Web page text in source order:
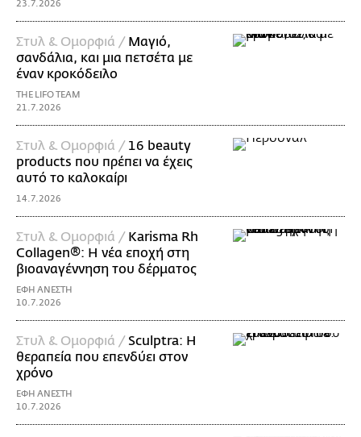
23.7.2026
Στυλ & Ομορφιά / Μαγιό,
σανδάλια, και μια πετσέτα με
έναν κροκόδειλο
THE LIFO TEAM
21.7.2026
Στυλ & Ομορφιά / 16 beauty
products που πρέπει να έχεις
αυτό το καλοκαίρι
14.7.2026
Στυλ & Ομορφιά / Karisma Rh
Collagen®: Η νέα εποχή στη
βιοαναγέννηση του δέρματος
ΕΦΗ ΑΝΕΣΤΗ
10.7.2026
Στυλ & Ομορφιά / Sculptra: Η
θεραπεία που επενδύει στον
χρόνο
ΕΦΗ ΑΝΕΣΤΗ
10.7.2026